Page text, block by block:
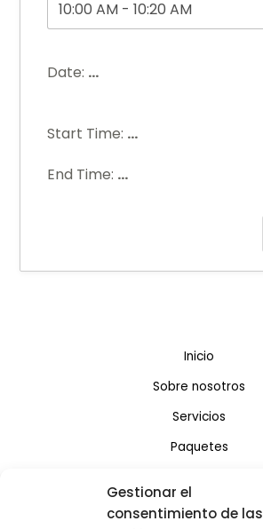
Gestionar el
consentimiento de las
Date: ...
Start Time: ...
End Time: ...
Inicio
Sobre nosotros
Servicios
Paquetes
Contacto